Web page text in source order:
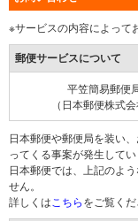
※サービスの内容によって
郵便サービスについて
平笠簡易郵便
（日本郵便株式会
日本郵便や郵便局を装い
ってくる事案が発生してい
日本郵便では、上記のよ
せん。
詳しくは こちらをご覧くだ